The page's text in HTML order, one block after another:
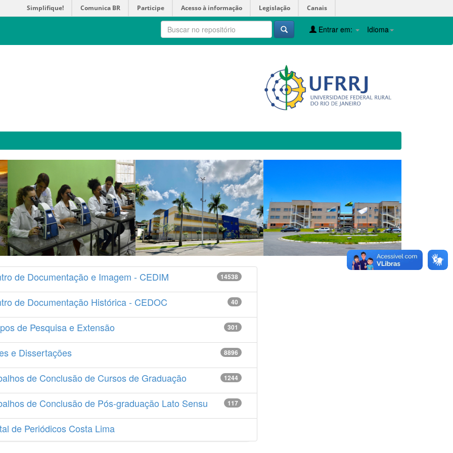
Simplifique! Comunica BR Participe Acesso à informação Legislação Canais
Idioma
Entrar em:
de Documentação e Imagem - CEDIM 14538
de Documentação Histórica - CEDOC 40
de Pesquisa e Extensão 301
e Dissertações 8896
de Conclusão de Cursos de Graduação 1244
de Conclusão de Pós-graduação Lato Sensu 117
de Periódicos Costa Lima